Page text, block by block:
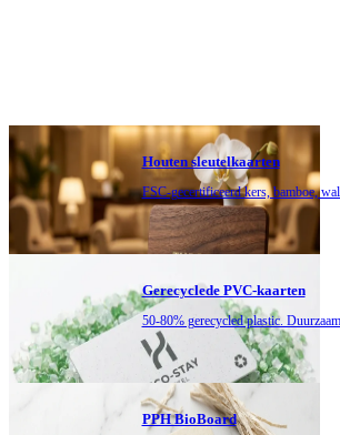
Houten sleutelkaarten
FSC-gecertificeerd kers, bamboe,
Gerecyclede PVC-kaarten
50-80% gerecycled plastic.
PPH BioBoard